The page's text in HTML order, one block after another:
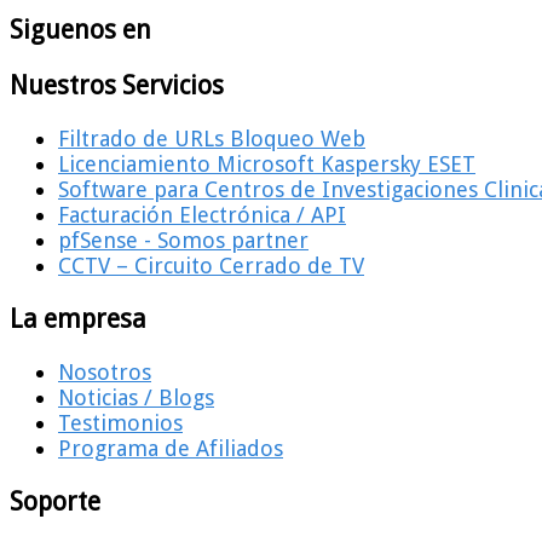
Siguenos en
Nuestros Servicios
Filtrado de URLs Bloqueo Web
Licenciamiento Microsoft Kaspersky ESET
Software para Centros de Investigaciones
Facturación Electrónica / API
pfSense - Somos partner
CCTV – Circuito Cerrado de TV
La empresa
Nosotros
Noticias / Blogs
Testimonios
Programa de Afiliados
Soporte